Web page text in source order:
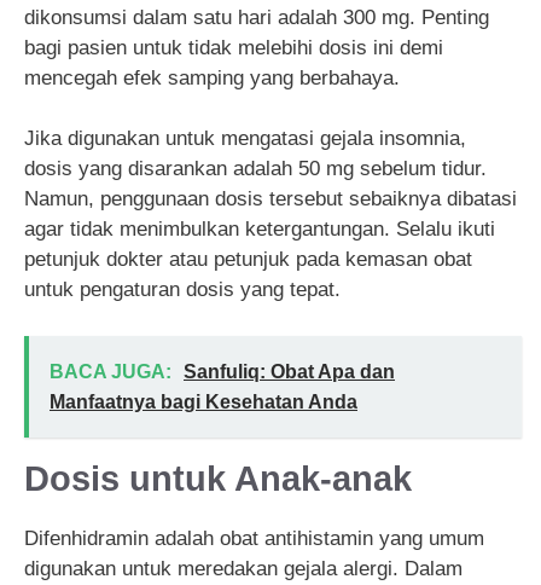
dikonsumsi dalam satu hari adalah 300 mg. Penting
bagi pasien untuk tidak melebihi dosis ini demi
mencegah efek samping yang berbahaya.
Jika digunakan untuk mengatasi gejala insomnia,
dosis yang disarankan adalah 50 mg sebelum tidur.
Namun, penggunaan dosis tersebut sebaiknya dibatasi
agar tidak menimbulkan ketergantungan. Selalu ikuti
petunjuk dokter atau petunjuk pada kemasan obat
untuk pengaturan dosis yang tepat.
BACA JUGA:
Sanfuliq: Obat Apa dan
Manfaatnya bagi Kesehatan Anda
Dosis untuk Anak-anak
Difenhidramin adalah obat antihistamin yang umum
digunakan untuk meredakan gejala alergi. Dalam